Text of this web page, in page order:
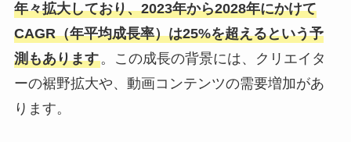
年々拡大しており、2023年から2028年にかけて
CAGR（年平均成長率）は25%を超えるという予
測もあります。この成長の背景には、クリエイタ
ーの裾野拡大や、動画コンテンツの需要増加があ
ります。